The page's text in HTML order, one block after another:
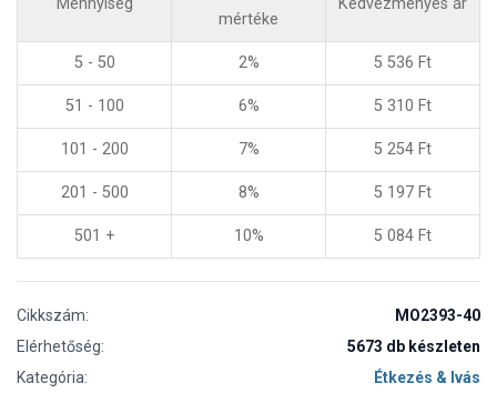
mértéke
5 - 50 2% 5 536 Ft
51 - 100 6% 5 310 Ft
101 - 200 7% 5 254 Ft
201 - 500 8% 5 197 Ft
501 + 10% 5 084 Ft
Cikkszám:
MO2393-40
Elérhetőség:
5673 db készleten
Kategória:
Étkezés & Ivás